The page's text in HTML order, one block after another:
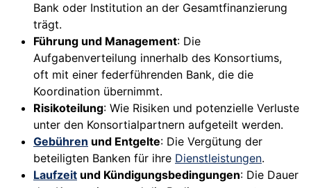
Bank oder Institution an der Gesamtfinanzierung
trägt.
Führung und Management: Die
Aufgabenverteilung innerhalb des Konsortiums,
oft mit einer federführenden Bank, die die
Koordination übernimmt.
Risikoteilung: Wie Risiken und potenzielle Verluste
unter den Konsortialpartnern aufgeteilt werden.
Gebühren und Entgelte: Die Vergütung der
beteiligten Banken für ihre Dienstleistungen.
Laufzeit und Kündigungsbedingungen: Die Dauer